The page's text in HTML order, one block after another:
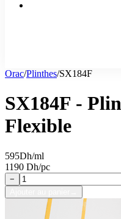
Orac/Plinthes/SX184F
SX184F -
Flexible
595Dh/ml
1190 Dh/pc
−